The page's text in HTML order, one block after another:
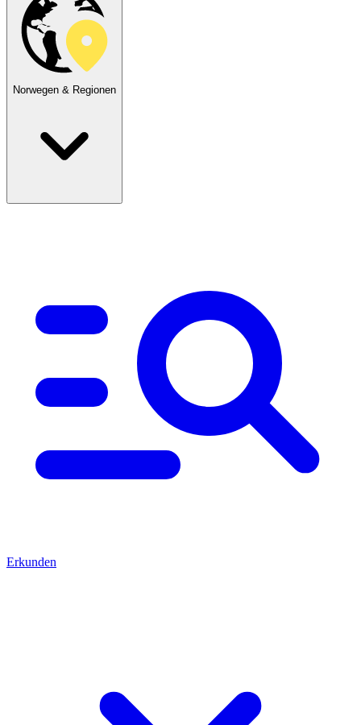
Norwegen & Regionen
Erkunden